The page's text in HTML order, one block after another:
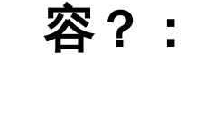
容？：